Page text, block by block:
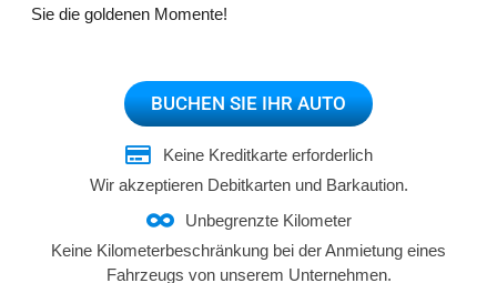
Sie die goldenen Momente!
BUCHEN SIE IHR AUTO
Keine Kreditkarte erforderlich
Wir akzeptieren Debitkarten und Barkaution.
Unbegrenzte Kilometer
Keine Kilometerbeschränkung bei der Anmietung eines
Fahrzeugs von unserem Unternehmen.